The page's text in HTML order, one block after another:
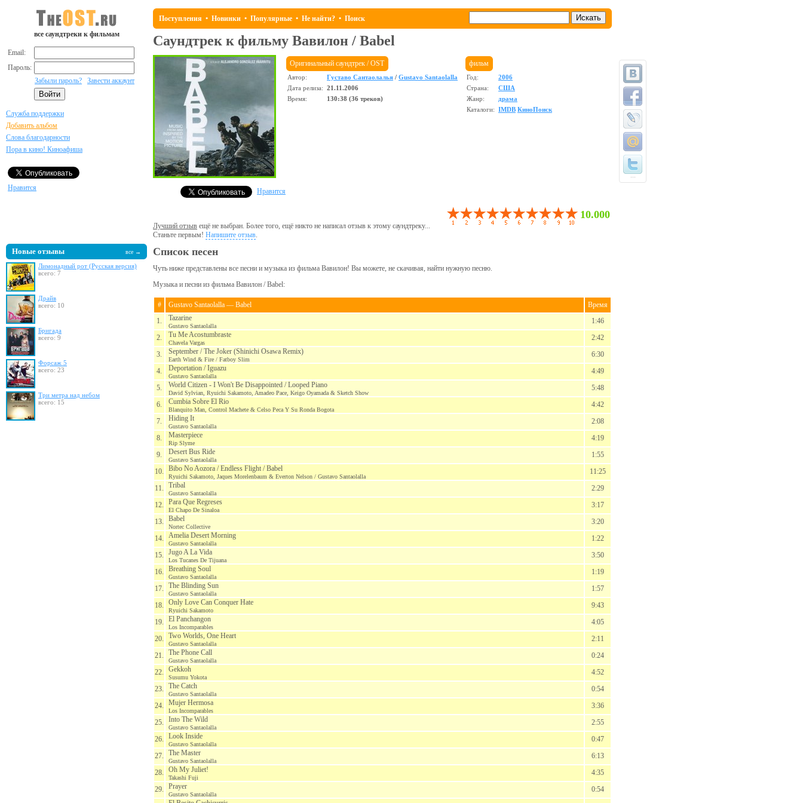
все саундтреки к фильмам
Email:
Пароль:
Забыли пароль?
Завести аккаунт
Служба поддержки
Добавить альбом
Слова благодарности
Пора в кино! Киноафиша
Нравится
Новые отзывы все →
Лимонадный рот (Русская версия)
всего: 7
Драйв
всего: 10
Бригада
всего: 9
Форсаж 5
всего: 23
Три метра над небом
всего: 15
Поступления • Новинки • Популярные • Не найти? • Поиск
Саундтрек к фильму Вавилон / Babel
Оригинальный саундтрек / OST
Автор: Густаво Сантаолалья / Gustavo Santaolalla
Дата релиза: 21.11.2006
Время:
130:38 (36 треков)
фильм
Год:
2006
Страна:
США
Жанр:
драма
Каталоги: IMDB КиноПоиск
Нравится
10.000
Лучший отзыв ещё не выбран. Более того, ещё никто не написал отзыв к этому саундтреку...
Станьте первым! Напишите отзыв.
Список песен
Чуть ниже представлены все песни и музыка из фильма Вавилон! Вы можете, не скачивая, найти нужную песню.
Музыка и песни из фильма Вавилон / Babel:
# Gustavo Santaolalla — Babel
Время
1.
Tazarine
Gustavo Santaolalla
1:46
2.
Tu Me Acostumbraste
Chavela Vargas
2:42
3.
September / The Joker (Shinichi Osawa Remix)
Earth Wind & Fire / Fatboy Slim
6:30
4.
Deportation / Iguazu
Gustavo Santaolalla
4:49
5.
World Citizen - I Won't Be Disappointed / Looped Piano
David Sylvian, Ryuichi Sakamoto, Amadeo Pace, Keigo Oyamada & Sketch Show
5:48
6.
Cumbia Sobre El Rio
Blanquito Man, Control Machete & Celso Peca Y Su Ronda Bogota
4:42
7.
Hiding It
Gustavo Santaolalla
2:08
8.
Masterpiece
Rip Slyme
4:19
9.
Desert Bus Ride
Gustavo Santaolalla
1:55
10.
Bibo No Aozora / Endless Flight / Babel
Ryuichi Sakamoto, Jaques Morelenbaum & Everton Nelson / Gustavo Santaolalla
11:25
11.
Tribal
Gustavo Santaolalla
2:29
12.
Para Que Regreses
El Chapo De Sinaloa
3:17
13.
Babel
Nortec Collective
3:20
14.
Amelia Desert Morning
Gustavo Santaolalla
1:22
15.
Jugo A La Vida
Los Tucanes De Tijuana
3:50
16.
Breathing Soul
Gustavo Santaolalla
1:19
17.
The Blinding Sun
Gustavo Santaolalla
1:57
18.
Only Love Can Conquer Hate
Ryuichi Sakamoto
9:43
19.
El Panchangon
Los Incomparables
4:05
20.
Two Worlds, One Heart
Gustavo Santaolalla
2:11
21.
The Phone Call
Gustavo Santaolalla
0:24
22.
Gekkoh
Susumu Yokota
4:52
23.
The Catch
Gustavo Santaolalla
0:54
24.
Mujer Hermosa
Los Incomparables
3:36
25.
Into The Wild
Gustavo Santaolalla
2:55
26.
Look Inside
Gustavo Santaolalla
0:47
27.
The Master
Gustavo Santaolalla
6:13
28.
Oh My Juliet!
Takashi Fuji
4:35
29.
Prayer
Gustavo Santaolalla
0:54
...